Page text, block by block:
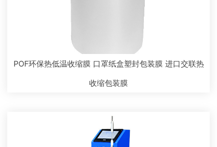
POF环保热低温收缩膜 口罩纸盒塑封包装膜 进口交联热
收缩包装膜